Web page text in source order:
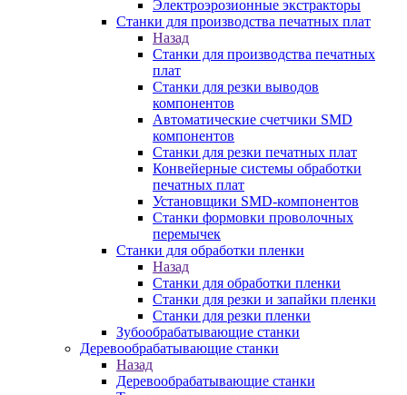
Электроэрозионные экстракторы
Станки для производства печатных плат
Назад
Станки для производства печатных
плат
Станки для резки выводов
компонентов
Автоматические счетчики SMD
компонентов
Станки для резки печатных плат
Конвейерные системы обработки
печатных плат
Установщики SMD-компонентов
Станки формовки проволочных
перемычек
Станки для обработки пленки
Назад
Станки для обработки пленки
Станки для резки и запайки пленки
Станки для резки пленки
Зубообрабатывающие станки
Деревообрабатывающие станки
Назад
Деревообрабатывающие станки